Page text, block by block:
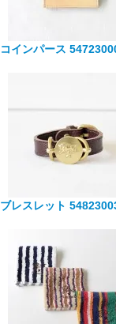
コインパース
ブレスレット